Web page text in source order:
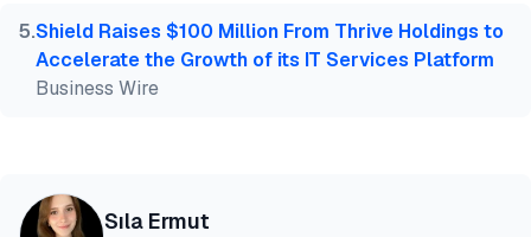
5.Shield Raises $100 Million From Thrive Holdings to
Accelerate the Growth of its IT Services Platform
Business Wire
Sıla Ermut